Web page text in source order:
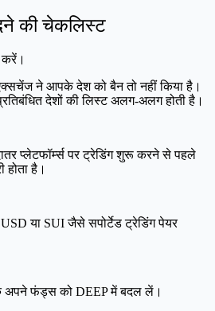
की चेकलिस्ट
करें।
ने आपके देश को बैन तो नहीं किया है।
देशों की लिस्ट अलग-अलग होती है।
प्लेटफॉर्म्स पर ट्रेडिंग शुरू करने से पहले
है।
या SUI जैसे सपोर्टेड ट्रेडिंग पेयर
अपने फंड्स को DEEP में बदल लें।